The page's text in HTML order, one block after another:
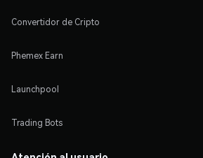
Convertidor de Cripto
Phemex Earn
Launchpool
Trading Bots